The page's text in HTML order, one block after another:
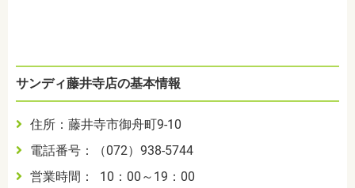
サンディ藤井寺店の基本情報
住所：藤井寺市御舟町9-10
電話番号：（072）938-5744
営業時間： 10：00～19：00